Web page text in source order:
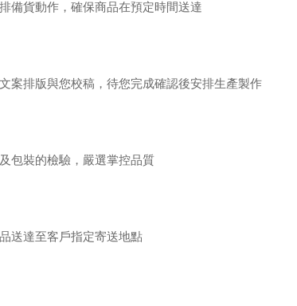
備貨動作，確保商品在預定時間送達
案排版與您校稿，待您完成確認後安排生產製作
包裝的檢驗，嚴選掌控品質
送達至客戶指定寄送地點